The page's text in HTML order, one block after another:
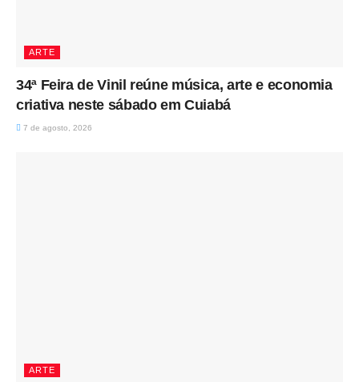
ARTE
34ª Feira de Vinil reúne música, arte e economia
criativa neste sábado em Cuiabá
7 de agosto, 2026
ARTE